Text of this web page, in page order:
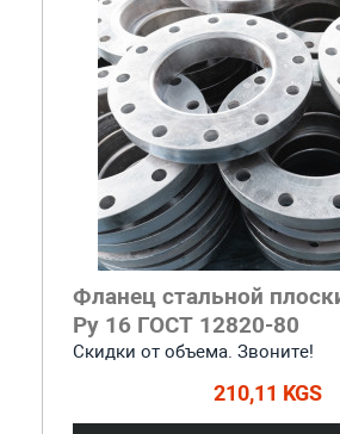
Фланец стальной
Ру 16 ГОСТ 12820-80
Скидки от объема. Звоните!
210,11 KGS